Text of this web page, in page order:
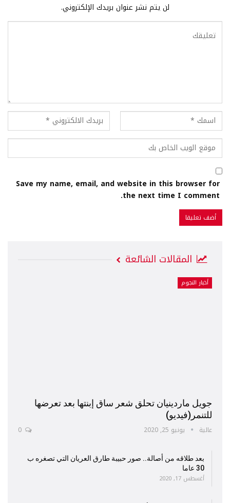
لن يتم نشر عنوان بريدك الإلكتروني.
Save my name, email, and website in this browser for
the next time I comment.
المقالات الشائعة
أخبار النجوم
جويل ماردينيان تحلق شعر ساق إبنتها بعد تعرضها
للتنمر(فيديو)
عالية يونيو 25, 2020
بعد طلاقه من أصالة.. صور حبيبة طارق العريان التي تصغره ب
30 عاما
أغسطس 17, 2020